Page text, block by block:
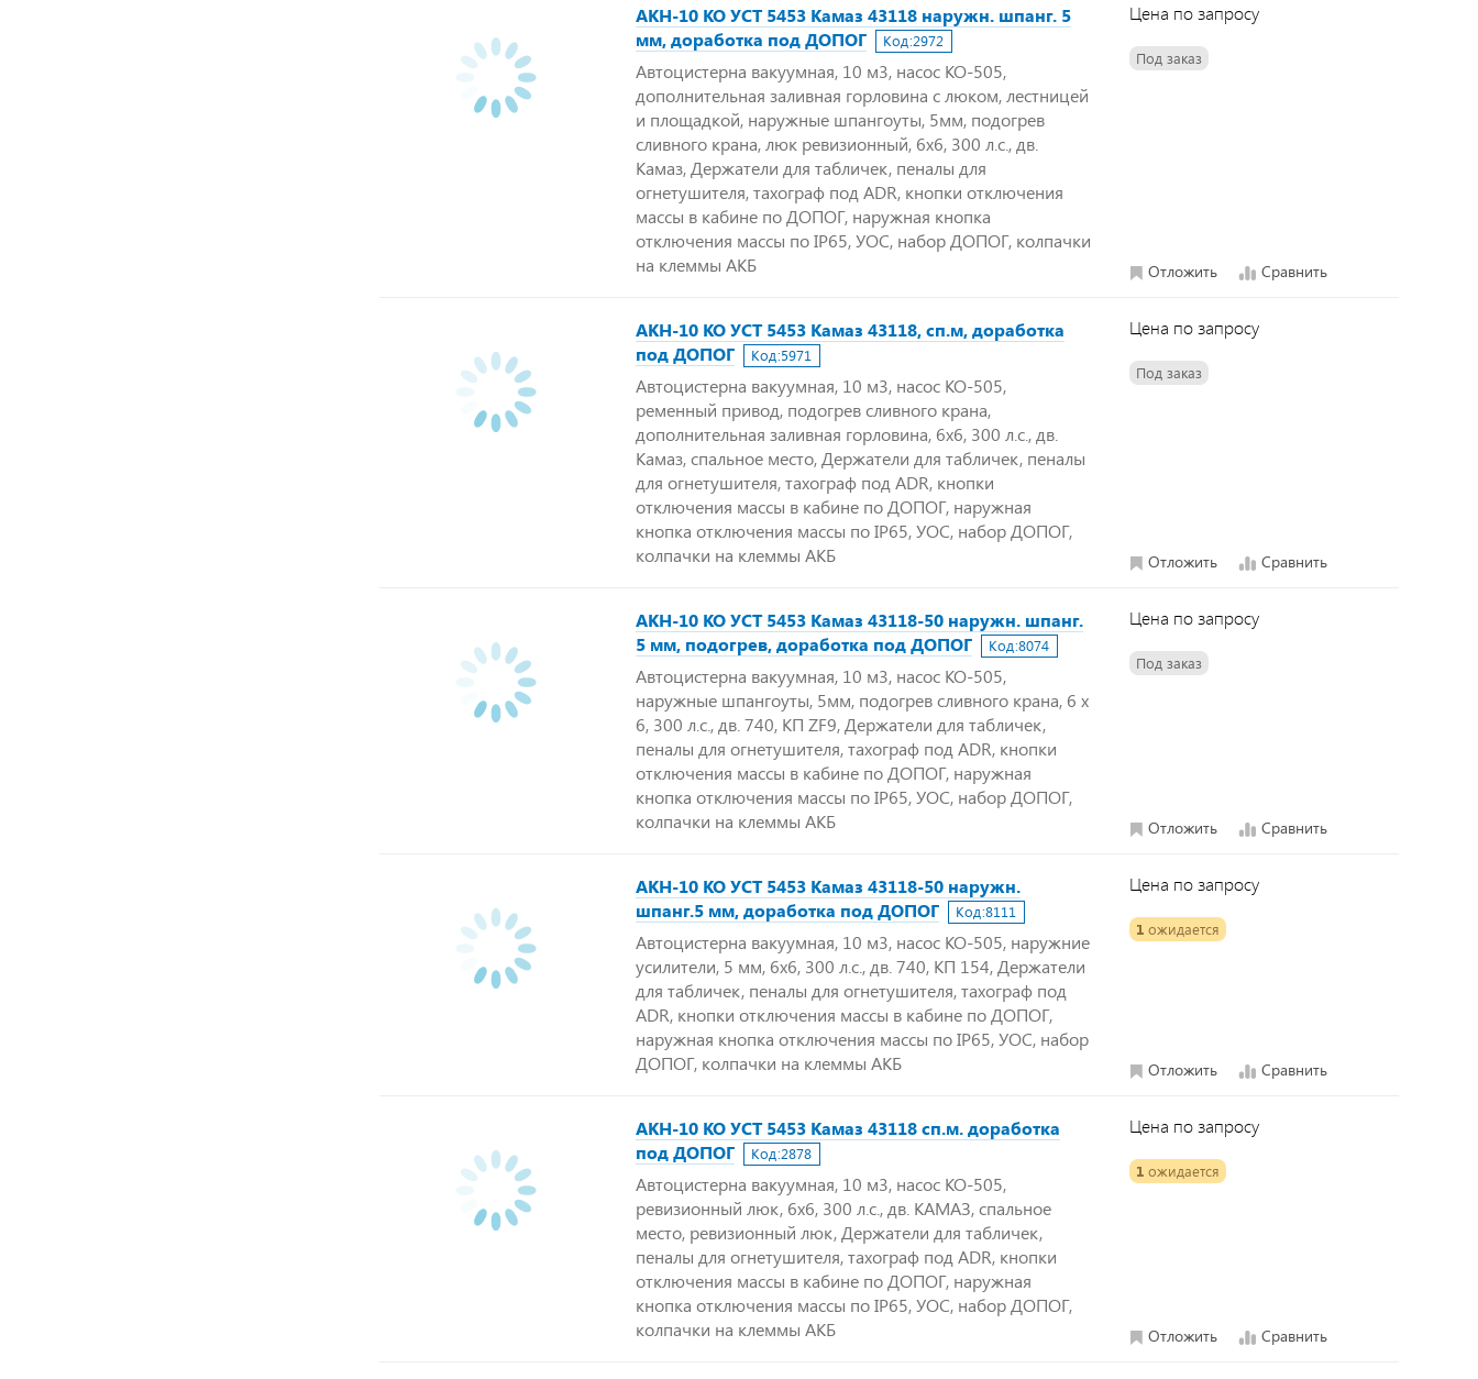
АКН-10 КО УСТ 5453 Камаз 43118 наружн. шпанг. 5
мм, доработка под ДОПОГ
Код:2972
Автоцистерна вакуумная, 10 м3, насос КО-505,
дополнительная заливная горловина с люком, лестницей
и площадкой, наружные шпангоуты, 5мм, подогрев
сливного крана, люк ревизионный, 6х6, 300 л.с., дв.
Камаз, Держатели для табличек, пеналы для
огнетушителя, тахограф под ADR, кнопки отключения
массы в кабине по ДОПОГ, наружная кнопка
отключения массы по IP65, УОС, набор ДОПОГ, колпачки
на клеммы АКБ
Цена по запросу
Под заказ
Отложить Сравнить
АКН-10 КО УСТ 5453 Камаз 43118, сп.м, доработка
под ДОПОГ
Код:5971
Автоцистерна вакуумная, 10 м3, насос КО-505,
ременный привод, подогрев сливного крана,
дополнительная заливная горловина, 6х6, 300 л.с., дв.
Камаз, спальное место, Держатели для табличек, пеналы
для огнетушителя, тахограф под ADR, кнопки
отключения массы в кабине по ДОПОГ, наружная
кнопка отключения массы по IP65, УОС, набор ДОПОГ,
колпачки на клеммы АКБ
Цена по запросу
Под заказ
Отложить Сравнить
АКН-10 КО УСТ 5453 Камаз 43118-50 наружн. шпанг.
5 мм, подогрев, доработка под ДОПОГ
Код:8074
Автоцистерна вакуумная, 10 м3, насос КО-505,
наружные шпангоуты, 5мм, подогрев сливного крана, 6 х
6, 300 л.с., дв. 740, КП ZF9, Держатели для табличек,
пеналы для огнетушителя, тахограф под ADR, кнопки
отключения массы в кабине по ДОПОГ, наружная
кнопка отключения массы по IP65, УОС, набор ДОПОГ,
колпачки на клеммы АКБ
Цена по запросу
Под заказ
Отложить Сравнить
АКН-10 КО УСТ 5453 Камаз 43118-50 наружн.
шпанг.5 мм, доработка под ДОПОГ
Код:8111
Автоцистерна вакуумная, 10 м3, насос КО-505, наружние
усилители, 5 мм, 6х6, 300 л.с., дв. 740, КП 154, Держатели
для табличек, пеналы для огнетушителя, тахограф под
ADR, кнопки отключения массы в кабине по ДОПОГ,
наружная кнопка отключения массы по IP65, УОС, набор
ДОПОГ, колпачки на клеммы АКБ
Цена по запросу
1 ожидается
Отложить Сравнить
АКН-10 КО УСТ 5453 Камаз 43118 сп.м. доработка
под ДОПОГ
Код:2878
Автоцистерна вакуумная, 10 м3, насос КО-505,
ревизионный люк, 6х6, 300 л.с., дв. КАМАЗ, спальное
место, ревизионный люк, Держатели для табличек,
пеналы для огнетушителя, тахограф под ADR, кнопки
отключения массы в кабине по ДОПОГ, наружная
кнопка отключения массы по IP65, УОС, набор ДОПОГ,
колпачки на клеммы АКБ
Цена по запросу
1 ожидается
Отложить Сравнить